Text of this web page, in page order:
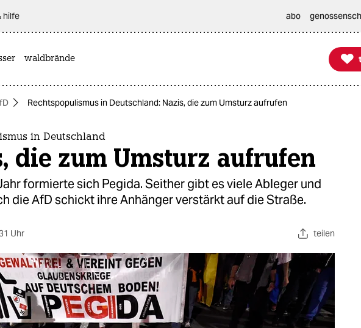
hilfe abo
waldbrände 
taz
Rechtspopulismus in Deutschland: Nazis, die zum Umsturz aufrufen
in Deutschland
die zum Umsturz aufrufen
formierte sich Pegida. Seither gibt es viele Ableger und
die AfD schickt ihre Anhänger verstärkt auf die Straße.
Uhr teilen